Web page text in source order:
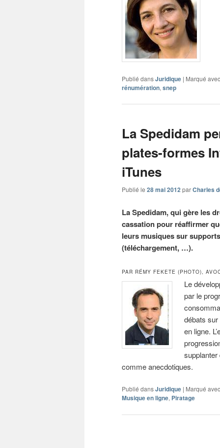
Publié dansJuridique | Marqué avec
rénumération, snep
La Spedidam
plates-formes
iTunes
Publié le 28 mai 2012parCharles
La Spedidam, qui gère les
cassation pour réaffirmer
leurs musiques sur
(téléchargement, …).
PAR RÉMY FEKETE (PHOTO),
Le
par le
débats sur
en ligne.
comme anecdotiques.
Publié dansJuridique | Marqué avec
Musique en ligne, Piratage